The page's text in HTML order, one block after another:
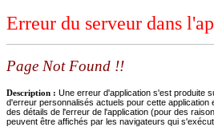
Erreur du serveur dans
Page Not Found !!
Description : Une erreur d'application s'est produite
d'erreur personnalisés actuels pour cette application
des détails de l'erreur de l'application (pour des
peuvent être affichés par les navigateurs qui